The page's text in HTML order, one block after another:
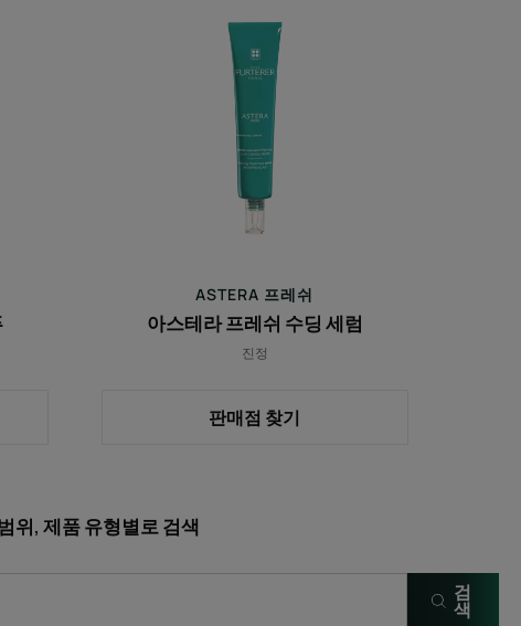
테
라
프
쉬
수
딩
세
럼
ASTERA 프레쉬
아스테라 프레쉬 수딩 세럼
진정
판매점 찾기
위, 제품 유형별로 검색
검
색